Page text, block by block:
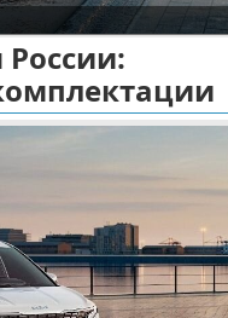
России: